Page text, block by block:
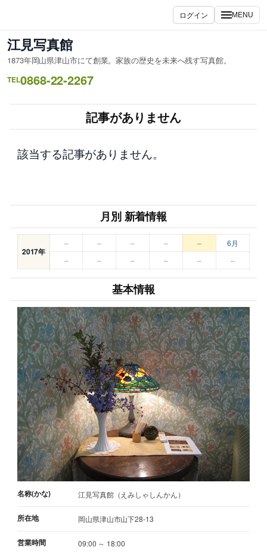
を
ス
キ
ッ
ログイン MENU
江見写真館
1873年岡山県津山市にて創業。家族の歴史を未来へ残す写真館。
TEL0868-22-2267
記事がありません
該当する記事がありません。
月別 新着情報
2017年
– – – – –
6月
–
– – – – –
基本情報
名称(かな) 江見写真館（えみしゃしんかん）
所在地 岡山県津山市山下28-13
営業時間 09:00 ～ 18:00